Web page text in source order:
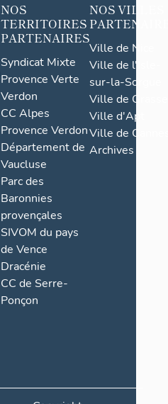
NOS
TERRITOIRES
PARTENAIRES
Syndicat Mixte
Provence Verte
Verdon
CC Alpes
Provence Verdon
Département de
Vaucluse
Parc des
Baronnies
provençales
SIVOM du pays
de Vence
Dracénie
CC de Serre-
Ponçon
NOS VILLES
Ville de Nice
Ville de l'Isle-
sur-la-Sorgue
Ville de Grasse
Ville d'Apt
Ville de
Archives